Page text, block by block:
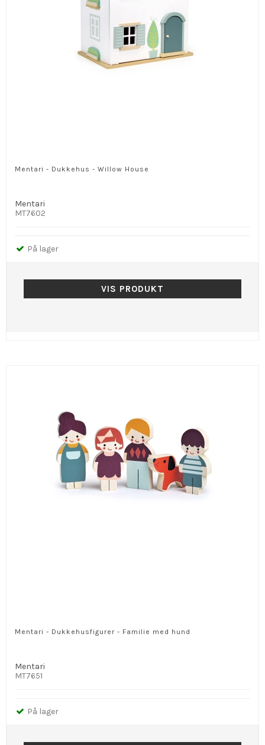
Mentari - Dukkehus - Willow House
Mentari
MT7602
På lager
VIS PRODUKT
Mentari - Dukkehusfigurer - Familie med hund
Mentari
MT7651
På lager